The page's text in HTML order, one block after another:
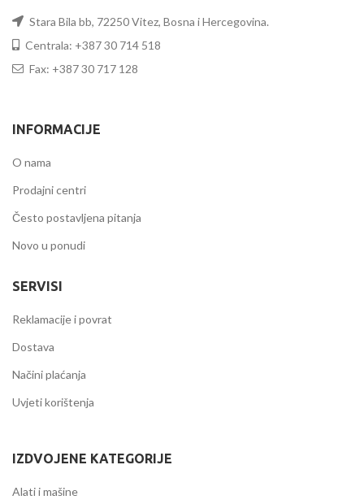
Stara Bila bb, 72250 Vitez, Bosna i Hercegovina.
Centrala: +387 30 714 518
Fax: +387 30 717 128
INFORMACIJE
O nama
Prodajni centri
Često postavljena pitanja
Novo u ponudi
SERVISI
Reklamacije i povrat
Dostava
Načini plaćanja
Uvjeti korištenja
IZDVOJENE KATEGORIJE
Alati i mašine